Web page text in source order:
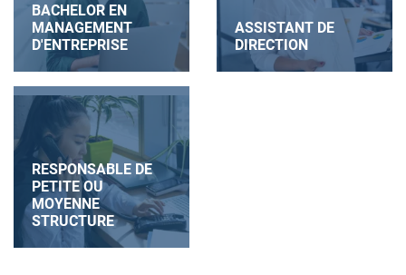
BACHELOR EN
MANAGEMENT
D'ENTREPRISE
ASSISTANT DE
DIRECTION
RESPONSABLE DE
PETITE OU
MOYENNE
STRUCTURE